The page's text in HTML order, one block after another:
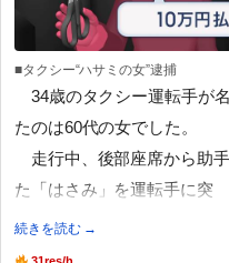
■タクシー“ハサミの女”逮捕
34歳のタクシー運転手が
たのは60代の女でした。
走行中、後部座席から助
た「はさみ」を運転手に突
続きを読む →